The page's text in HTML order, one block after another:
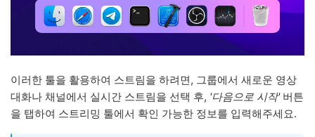
이러한 툴을 활용하여 스트림을 하려면, 그룹에서 새로운 영상
대화나 채널에서 실시간 스트림을 선택 후, '다음으로 시작'버튼
을 탭하여 스트리밍 툴에서 확인 가능한 정보를 입력해주세요.